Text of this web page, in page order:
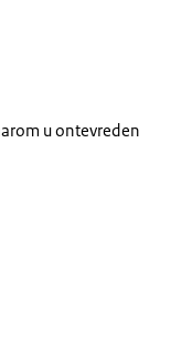
u ontevreden